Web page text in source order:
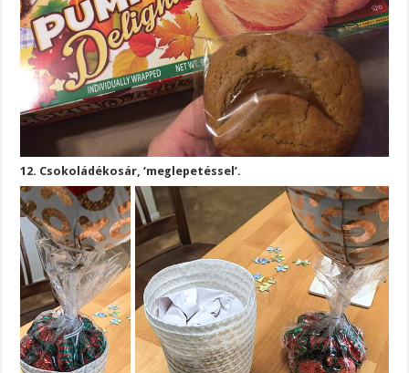
12. Csokoládékosár, ‘meglepetéssel’.